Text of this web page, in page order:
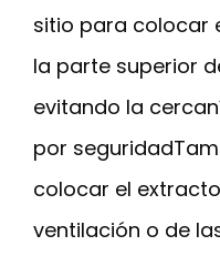
sitio para colocar
la parte superior
evitando la
por
colocar el
ventilación o de